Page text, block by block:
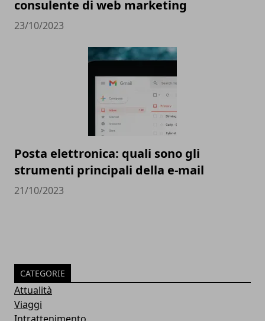
consulente di web marketing
23/10/2023
Posta elettronica: quali sono gli
strumenti principali della e-mail
21/10/2023
CATEGORIE
Attualità
Viaggi